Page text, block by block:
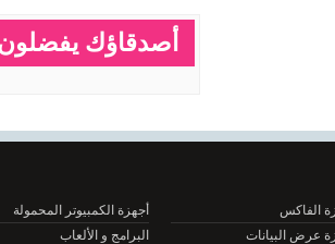
أصدقاؤك يفضلون:
أجهزة الكمبيوتر المحمولة
البيانات
البرامج و الألعاب